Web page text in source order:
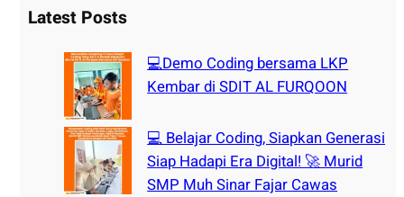
rLatest Posts
💻Demo Coding bersama LKP
Kembar di SDIT AL FURQOON
💻 Belajar Coding, Siapkan Generasi
Siap Hadapi Era Digital! 🚀 Murid
SMP Muh Sinar Fajar Cawas